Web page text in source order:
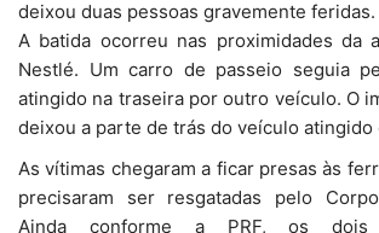
deixou duas pessoas gravemente feridas.
A batida ocorreu nas proximidades da
Nestlé. Um carro de passeio seguia
atingido na traseira por outro veículo. O
deixou a parte de trás do veículo atingido
As vítimas chegaram a ficar presas às
precisaram ser resgatadas pelo
Ainda conforme a PRF, os dois